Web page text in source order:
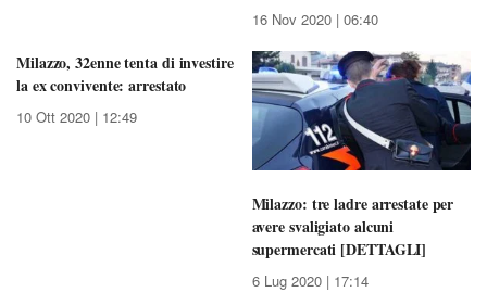
16 Nov 2020 | 06:40
Milazzo, 32enne tenta di investire
la ex convivente: arrestato
10 Ott 2020 | 12:49
Milazzo: tre ladre arrestate per
avere svaligiato alcuni
supermercati [DETTAGLI]
6 Lug 2020 | 17:14